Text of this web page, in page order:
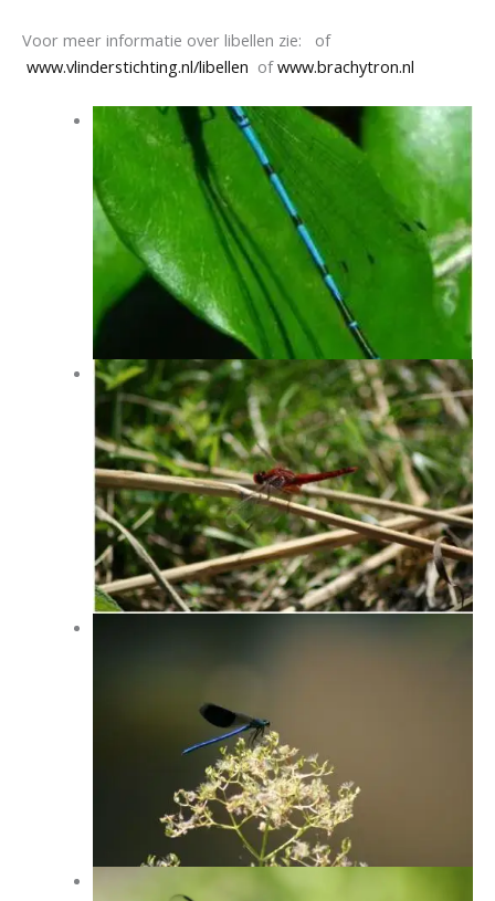
Voor meer informatie over libellen zie: of
www.vlinderstichting.nl/libellen ofwww.brachytron.nl